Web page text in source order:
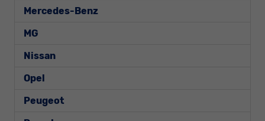
Mercedes-Benz
MG
Nissan
Opel
Peugeot